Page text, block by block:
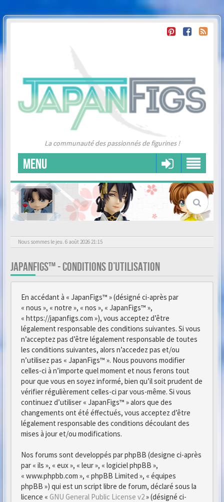
La communauté des passionnés de figurines !
MENU
Nous sommes le jeu. 6 août 2026 21:15
JAPANFIGS™ - CONDITIONS D’UTILISATION
En accédant à « JapanFigs™ » (désigné ci-après par
« nous », « notre », « nos », « JapanFigs™ »,
« https://japanfigs.com »), vous acceptez d’être
légalement responsable des conditions suivantes. Si vous
n’acceptez pas d’être légalement responsable de toutes
les conditions suivantes, alors n’accedez pas et/ou
n’utilisez pas « JapanFigs™ ». Nous pouvons modifier
celles-ci à n’importe quel moment et nous ferons tout
pour que vous en soyez informé, bien qu’il soit prudent de
vérifier régulièrement celles-ci par vous-même. Si vous
continuez d’utiliser « JapanFigs™ » alors que des
changements ont été éffectués, vous acceptez d’être
légalement responsable des conditions découlant des
mises à jour et/ou modifications.
Nos forums sont developpés par phpBB (designe ci-après
par « ils », « eux », « leur », « logiciel phpBB »,
« www.phpbb.com », « phpBB Limited », « équipes
phpBB ») qui est un script libre de forum, déclaré sous la
licence « GNU General Public License v2» (désigné ci-